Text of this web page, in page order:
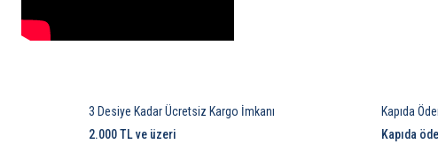
3 Desiye Kadar Ücretsiz Kargo İmkanı
2.000 TL ve üzeri
Kapıda
Kapıda